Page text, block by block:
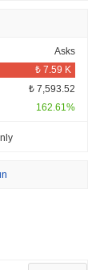
Asks
₺ 7,593.52
162.61%